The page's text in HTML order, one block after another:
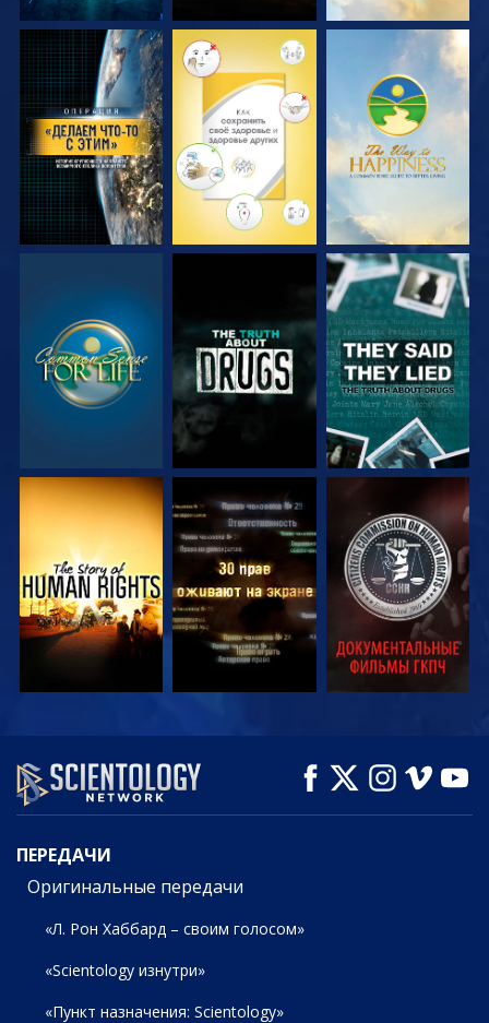
СМОТРЕТЬ СМОТРЕТЬ СМОТРЕТЬ
СМОТРЕТЬ СМОТРЕТЬ СМОТРЕТЬ
СМОТРЕТЬ СМОТРЕТЬ СМОТРЕТЬ
СМОТРЕТЬ СМОТРЕТЬ
СМОТРЕТЬ
ПЕРЕДАЧИ
ПЕРЕДАЧИ
Оригинальные передачи
«Л. Рон Хаббард – своим голосом»
«Scientology изнутри»
«Пункт назначения: Scientology»